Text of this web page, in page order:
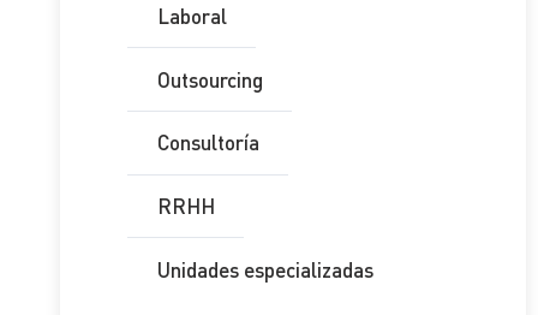
Laboral
Outsourcing
Consultoría
RRHH
Unidades especializadas